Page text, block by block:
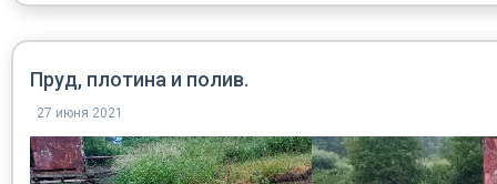
Пруд, плотина и полив.
27 июня 2021